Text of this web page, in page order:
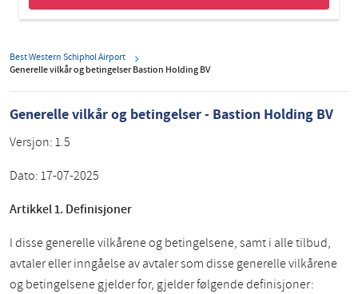
Best Western Schiphol Airport
Generelle vilkår og betingelser Bastion Holding BV
Generelle vilkår og betingelser - Bastion Holding BV
Versjon:1.5
Dato:17-07-2025
Artikkel 1. Definisjoner
I disse generelle vilkårene og betingelsene, samt i alle tilbud,
avtaler eller inngåelse av avtaler som disse generelle vilkårene
og betingelsene gjelder for, gjelder følgende definisjoner: